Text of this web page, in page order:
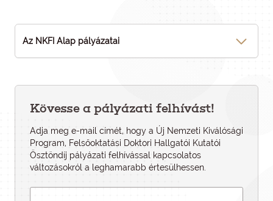
Az NKFI Alap pályázatai
Kövesse a pályázati felhívást!
Adja meg e-mail címét, hogy a Új Nemzeti Kiválósági
Program, Felsőoktatási Doktori Hallgatói Kutatói
Ösztöndíj pályázati felhí­vással kapcsolatos
változásokról a leghamarabb értesülhessen.